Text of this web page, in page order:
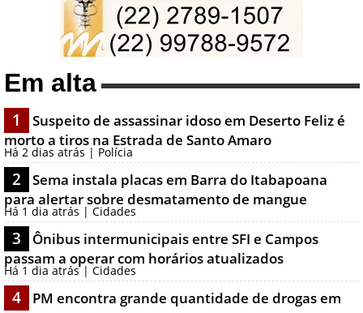
Em alta
1
Suspeito de assassinar idoso em Deserto Feliz é
morto a tiros na Estrada de Santo Amaro
Há 2 dias atrás | Polícia
2
Sema instala placas em Barra do Itabapoana
para alertar sobre desmatamento de mangue
Há 1 dia atrás | Cidades
3
Ônibus intermunicipais entre SFI e Campos
passam a operar com horários atualizados
Há 1 dia atrás | Cidades
4
PM encontra grande quantidade de drogas em